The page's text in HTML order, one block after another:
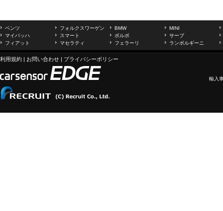
ベンツ フォルクスワーゲン BMW
MINI
マイバッハ
スマート ボルボ
サーブ
フィアット
マセラティ フェラーリ ランボルギーニ
利用規約 | お問い合わせ | プライバシーポリシー
輸入